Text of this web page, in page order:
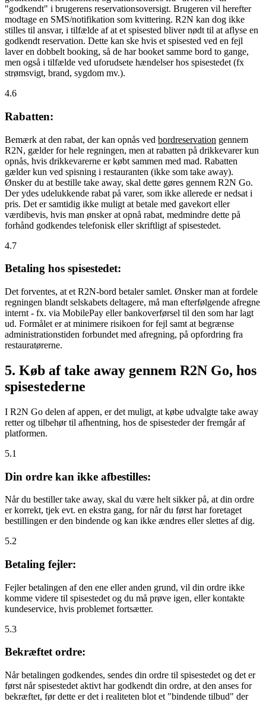
"godkendt" i brugerens reservationsoversigt. Brugeren vil herefter
modtage en SMS/notifikation som kvittering. R2N kan dog ikke
stilles til ansvar, i tilfælde af at et spisested bliver nødt til at aflyse en
godkendt reservation. Dette kan ske hvis et spisested ved en fejl
laver en dobbelt booking, så de har booket samme bord to gange,
men også i tilfælde ved uforudsete hændelser hos spisestedet (fx
strømsvigt, brand, sygdom mv.).
4.6
Rabatten:
Bemærk at den rabat, der kan opnås ved bordreservation gennem
R2N, gælder for hele regningen, men at rabatten på drikkevarer kun
opnås, hvis drikkevarerne er købt sammen med mad. Rabatten
gælder kun ved spisning i restauranten (ikke som take away).
Ønsker du at bestille take away, skal dette gøres gennem R2N Go.
Der ydes udelukkende rabat på varer, som ikke allerede er nedsat i
pris. Det er samtidig ikke muligt at betale med gavekort eller
værdibevis, hvis man ønsker at opnå rabat, medmindre dette på
forhånd godkendes telefonisk eller skriftligt af spisestedet.
4.7
Betaling hos spisestedet:
Det forventes, at et R2N-bord betaler samlet. Ønsker man at fordele
regningen blandt selskabets deltagere, må man efterfølgende afregne
internt - fx. via MobilePay eller bankoverførsel til den som har lagt
ud. Formålet er at minimere risikoen for fejl samt at begrænse
administrationstiden forbundet med afregning, på opfordring fra
restauratørerne.
5. Køb af take away gennem R2N Go, hos
spisestederne
I R2N Go delen af appen, er det muligt, at købe udvalgte take away
retter og tilbehør til afhentning, hos de spisesteder der fremgår af
platformen.
5.1
Din ordre kan ikke afbestilles:
Når du bestiller take away, skal du være helt sikker på, at din ordre
er korrekt, tjek evt. en ekstra gang, for når du først har foretaget
bestillingen er den bindende og kan ikke ændres eller slettes af dig.
5.2
Betaling fejler:
Fejler betalingen af den ene eller anden grund, vil din ordre ikke
komme videre til spisestedet og du må prøve igen, eller kontakte
kundeservice, hvis problemet fortsætter.
5.3
Bekræftet ordre:
Når betalingen godkendes, sendes din ordre til spisestedet og det er
først når spisestedet aktivt har godkendt din ordre, at den anses for
bekræftet, før dette er det i realiteten blot et "bindende tilbud" der